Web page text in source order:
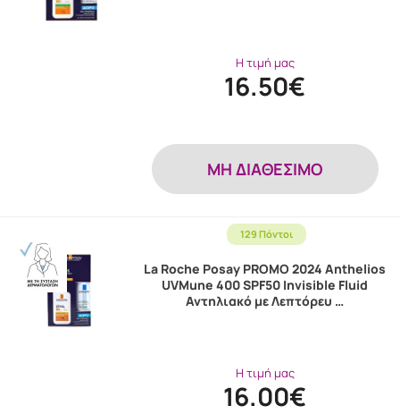
Η τιμή μας
16.50€
MH ΔΙΑΘΕΣΙΜΟ
129 Πόντοι
La Roche Posay PROMO 2024 Anthelios
UVMune 400 SPF50 Invisible Fluid
Αντηλιακό με Λεπτόρευ …
Η τιμή μας
16.00€